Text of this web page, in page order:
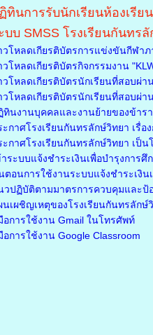
ทินการรับนักเรียนห้องเรีย
บบ SMSS โรงเรียนกันทร
วโหลดเกียรติบัตรการแข่งขันกีฬา
วโหลดเกียรติบัตรกิจกรรมงาน
วโหลดเกียรติบัตรนักเรียนที่สอบผ่
วโหลดเกียรติบัตรนักเรียนที่สอบผ่
ทินงานบุคคลและงานย้ายของข้าร
ะกาศโรงเรียนกันทรลักษ์วิทยา เรื่
ะกาศโรงเรียนกันทรลักษ์วิทยา เป็
าระบบแจ้งชำระเงินเพื่อบำรุงการศึ
ตอนการใช้งานระบบแจ้งชำระเงิน
วปฏิบัติตามมาตรการควบคุมและป้
นเผชิญเหตุของโรงเรียนกันทรลัก
อการใช้งาน Gmail ในโทรศัพท์
อการใช้งาน Google Classroom